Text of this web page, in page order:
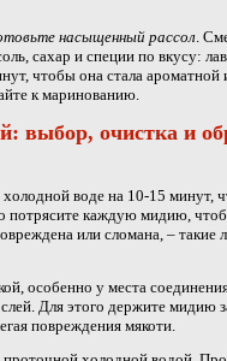
насыщенный рассол.
сахар и специи по вкусу:
чтобы она стала
к маринованию.
выбор, очистка и
воде на 10-15 минут,
потрясите каждую мидию,
или сломана, – такие
особенно у места
Для этого держите мидию
повреждения мякоти.